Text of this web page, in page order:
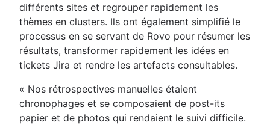
différents sites et regrouper rapidement les
thèmes en clusters. Ils ont également simplifié le
processus en se servant de Rovo pour résumer les
résultats, transformer rapidement les idées en
tickets Jira et rendre les artefacts consultables.
« Nos rétrospectives manuelles étaient
chronophages et se composaient de post-its
papier et de photos qui rendaient le suivi difficile.